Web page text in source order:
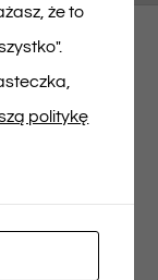
że to
politykę